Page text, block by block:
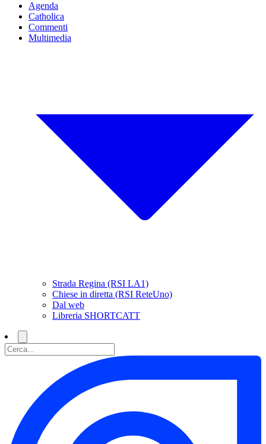
Agenda
Catholica
Commenti
Multimedia
Strada Regina (RSI LA1)
Chiese in diretta (RSI ReteUno)
Dal web
Libreria SHORTCATT